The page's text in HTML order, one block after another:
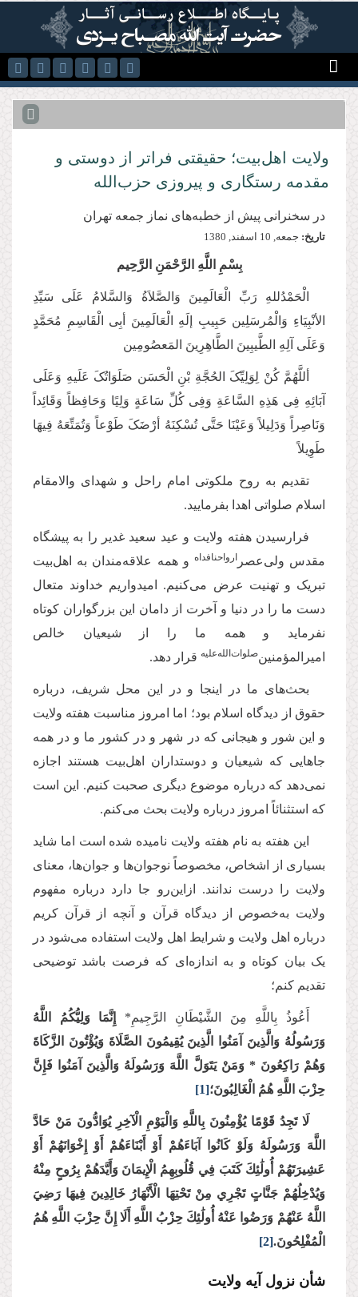
رفتن به محتوای اصلی
ولایت اهل‌بیت؛ حقیقتی فراتر از دوستی و
مقدمه رستگاری و پیروزی حزب‌الله
در سخنرانی پیش از خطبه‌‌های نماز جمعه تهران
تاریخ: جمعه, 10 اسفند, 1380
بِسْمِ اللَّهِ الرَّحْمَنِ الرَّحِیم
الْحَمْدُللهِ رَبِّ الْعَالَمِینَ وَالصَّلاَةُ وَالسَّلامُ عَلَی سَیِّدِ
الأنْبِیَاءِ وَالْمُرسَلِین حَبِیبِ إلَهِ الْعَالَمِینَ أبِی الْقَاسِمِ مُحَمَّدٍ
وَعَلَی آلِهِ الطَّیبِینَ الطَّاهِرِینَ المَعصُومِین
أللَّهُمَّ کُنْ لِوَلِیِّکَ الحُجَّةِ بْنِ الْحَسَن صَلَوَاتُکَ عَلَیهِ وَعَلَی
آبَائِهِ فِی هَذِهِ السَّاعَةِ وَفِی کُلِّ سَاعَةٍ‌ وَلِیًا وَحَافِظاً وَقَائِداً
وَنَاصِراً وَدَلِیلاً وَعَیْنَا حَتَّی تُسْکِنَهُ أرْضَکَ طَوْعاً وَتُمَتِّعَهُ فِیهَا
طَوِیلاً
تقدیم به روح ملکوتی امام راحل و شهدای والامقام
اسلام صلواتی اهدا بفرمایید.
فرارسیدن هفته ولایت و عید سعید غدیر را به پیشگاه
مقدس ولی‌عصر ارواحنافداه و همه علاقه‌مندان به اهل‌بیت
تبریک و تهنیت عرض می‌کنیم. امیدواریم خداوند متعال
دست ما را در دنیا و آخرت از دامان این بزرگواران کوتاه
نفرماید و همه ما را از شیعیان خالص
امیرالمؤمنین‌صلوات‌‌الله‌‌عليه قرار دهد.
بحث‌های ما در اینجا و در این محل شریف، درباره
حقوق از دیدگاه اسلام بود؛ اما امروز مناسبت هفته ولایت
و این شور و هیجانی که در شهر و در کشور ما و در همه
جاهایی که شیعیان و دوستداران اهل‌بیت هستند اجازه
نمی‌دهد که درباره موضوع دیگری صحبت کنیم. این است
که استثنائاً امروز درباره ولایت بحث می‌کنم.
این هفته به نام هفته ولایت نامیده شده است اما شاید
بسیاری از اشخاص، مخصوصاً نوجوان‌ها و جوان‌ها، معنای
ولایت را درست ندانند. ازاین‌رو جا دارد درباره مفهوم
ولایت به‌خصوص از دیدگاه قرآن و آنچه از قرآن کریم
درباره اهل ولایت و شرایط اهل ولایت استفاده می‌شود در
یک بیان کوتاه و به اندازه‌ای که فرصت باشد توضیحی
تقدیم کنم؛
أَعُوذُ بِاللَّهِ مِنَ الشَّيْطَانِ الرَّجِيمِ*
إِنَّمَا وَلِيُّكُمُ اللَّهُ
وَرَسُولُهُ وَالَّذِينَ آمَنُوا الَّذِينَ يُقِيمُونَ الصَّلَاةَ وَيُؤْتُونَ الزَّكَاةَ
وَهُمْ رَاكِعُونَ * وَمَنْ يَتَوَلَّ اللَّهَ وَرَسُولَهُ وَالَّذِينَ آمَنُوا فَإِنَّ
حِزْبَ اللَّهِ هُمُ الْغَالِبُونَ؛[1]
لَا تَجِدُ قَوْمًا يُؤْمِنُونَ بِاللَّهِ وَالْيَوْمِ الْآخِرِ يُوَادُّونَ مَنْ حَادَّ
اللَّهَ وَرَسُولَهُ وَلَوْ كَانُوا آبَاءَهُمْ أَوْ أَبْنَاءَهُمْ أَوْ إِخْوَانَهُمْ أَوْ
عَشِيرَتَهُمْ أُولَٰئِكَ كَتَبَ فِي قُلُوبِهِمُ الْإِيمَانَ وَأَيَّدَهُمْ بِرُوحٍ مِنْهُ
وَيُدْخِلُهُمْ جَنَّاتٍ تَجْرِي مِنْ تَحْتِهَا الْأَنْهَارُ خَالِدِينَ فِيهَا رَضِيَ
اللَّهُ عَنْهُمْ وَرَضُوا عَنْهُ أُولَٰئِكَ حِزْبُ اللَّهِ أَلَا إِنَّ حِزْبَ اللَّهِ هُمُ
الْمُفْلِحُونَ.[2]
شأن نزول آیه ولایت